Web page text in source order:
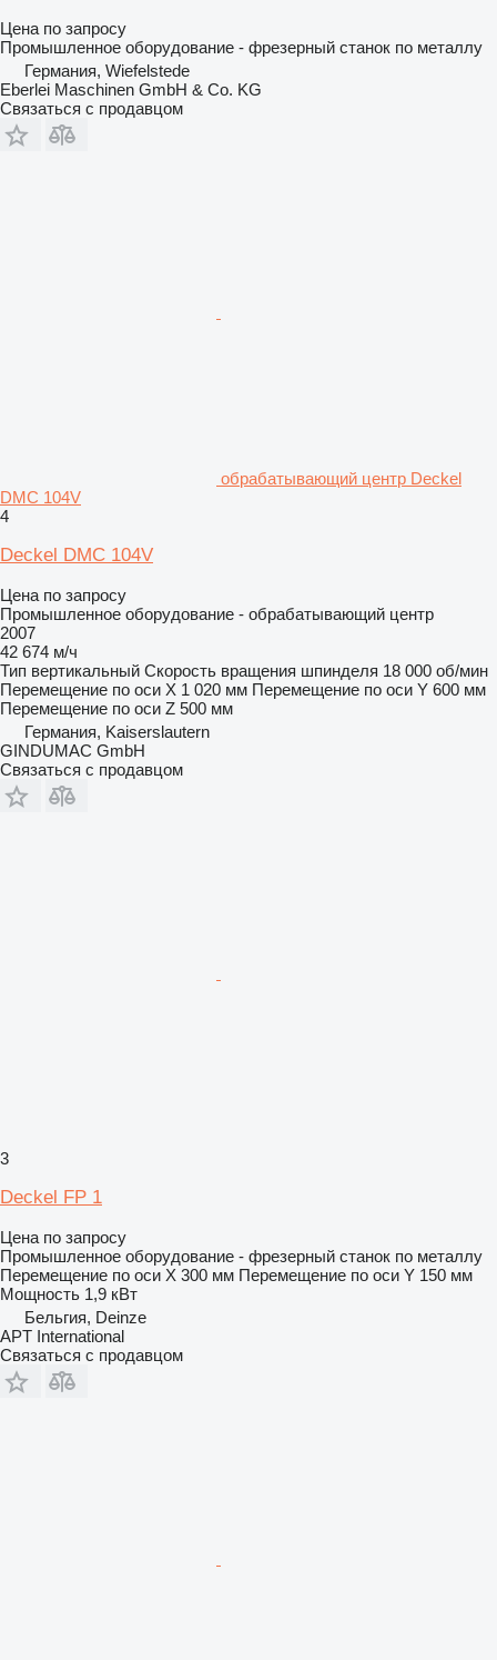
Цена по запросу
Промышленное оборудование - фрезерный станок по металлу
Германия, Wiefelstede
Eberlei Maschinen GmbH & Co. KG
Связаться с продавцом
обрабатывающий центр Deckel
DMC 104V
4
Deckel DMC 104V
Цена по запросу
Промышленное оборудование - обрабатывающий центр
2007
42 674 м/ч
Тип вертикальный Скорость вращения шпинделя 18 000 об/мин
Перемещение по оси X 1 020 мм Перемещение по оси Y 600 мм
Перемещение по оси Z 500 мм
Германия, Kaiserslautern
GINDUMAC GmbH
Связаться с продавцом
3
Deckel FP 1
Цена по запросу
Промышленное оборудование - фрезерный станок по металлу
Перемещение по оси X 300 мм Перемещение по оси Y 150 мм
Мощность 1,9 кВт
Бельгия, Deinze
APT International
Связаться с продавцом